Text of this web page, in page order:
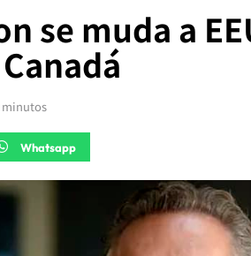
se muda a
minutos
Whatsapp